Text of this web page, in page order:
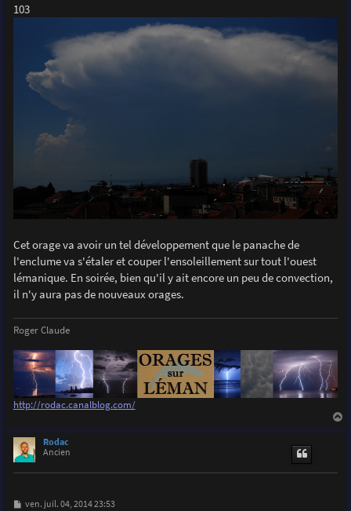
103
Cet orage va avoir un tel développement que le panache de
l'enclume va s'étaler et couper l'ensoleillement sur tout l'ouest
lémanique. En soirée, bien qu'il y ait encore un peu de convection,
il n'y aura pas de nouveaux orages.
Roger Claude
http://rodac.canalblog.com/
Rodac
Ancien
M
ven. juil. 04, 2014 23:53